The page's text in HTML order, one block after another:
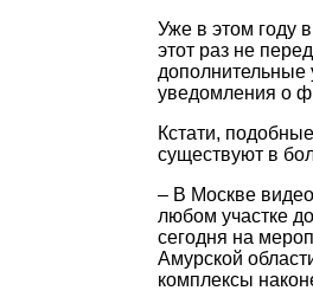
Уже в этом году
этот раз не
дополнительные
уведомления о
Кстати,
существуют в
– В Москве
любом участке
сегодня на
Амурской
комплексы